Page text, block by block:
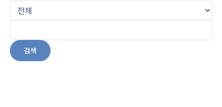
검색